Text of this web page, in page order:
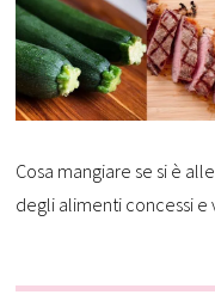
Cosa mangiare se si è
degli alimenti concessi e